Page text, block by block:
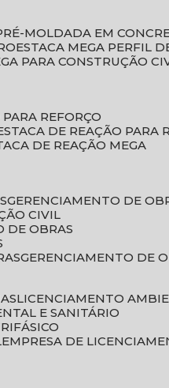
MOLDADA EM
ESTACA MEGA PERFIL
PARA CONSTRUÇÃO
PARA REFORÇO
ESTACA DE REAÇÃO PARA
DE REAÇÃO MEGA
GERENCIAMENTO DE
CIVIL
DE OBRAS
GERENCIAMENTO DE
LICENCIAMENTO
E SANITÁRIO
EMPRESA DE